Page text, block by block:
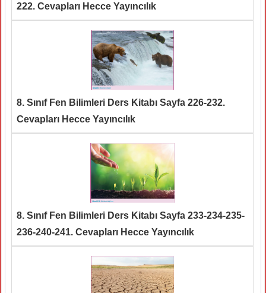
222. Cevapları Hecce Yayıncılık
8. Sınıf Fen Bilimleri Ders Kitabı Sayfa 226-232.
Cevapları Hecce Yayıncılık
8. Sınıf Fen Bilimleri Ders Kitabı Sayfa 233-234-235-
236-240-241. Cevapları Hecce Yayıncılık